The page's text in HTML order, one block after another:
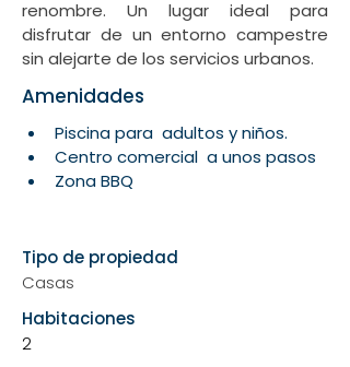
renombre. Un lugar ideal para
disfrutar de un entorno campestre
sin alejarte de los servicios urbanos.
Amenidades
Piscina para  adultos y niños.
Centro comercial  a unos pasos
Tipo de propiedad
Casas
Habitaciones
2